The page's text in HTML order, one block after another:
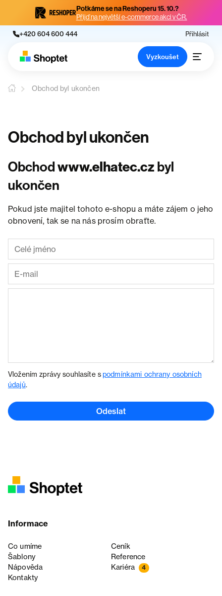
Potkáme se na Reshoperu 15. 10.?
Přijď na největší e-commerce akci v ČR.
+420 604 600 444 Přihlásit
Vyzkoušet
Obchod byl ukončen
Obchod byl ukončen
Obchodwww.elhatec.cz byl
ukončen
Pokud jste majitel tohoto e-shopu a máte zájem o jeho
obnovení, tak se na nás prosím obraťte.
Vložením zprávy souhlasíte spodmínkami ochrany osobních
údajů.
Odeslat
Informace
Co umíme
Ceník
Šablony
Reference
Nápověda
Kariéra 4
Kontakty